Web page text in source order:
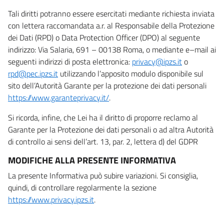
Tali diritti potranno essere esercitati mediante richiesta inviata
con lettera raccomandata a.r. al Responsabile della Protezione
dei Dati (RPD) o Data Protection Officer (DPO) al seguente
indirizzo: Via Salaria, 691 – 00138 Roma, o mediante e–mail ai
seguenti indirizzi di posta elettronica: privacy@ipzs.ito
rpd@pec.ipzs.it utilizzando l’apposito modulo disponibile sul
sito dell’Autorità Garante per la protezione dei dati personali
https://www.garanteprivacy.it/.
Si ricorda, infine, che Lei ha il diritto di proporre reclamo al
Garante per la Protezione dei dati personali o ad altra Autorità
di controllo ai sensi dell’art. 13, par. 2, lettera d) del GDPR
MODIFICHE ALLA PRESENTE INFORMATIVA
La presente Informativa può subire variazioni. Si consiglia,
quindi, di controllare regolarmente la sezione
https://www.privacy.ipzs.it.